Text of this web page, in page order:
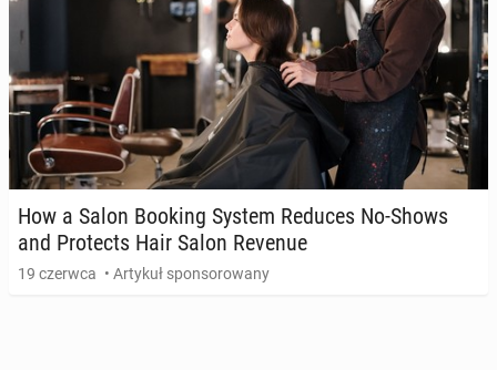
How a Salon Booking System Reduces No-Shows
and Pro­tects Hair Salon Revenue
19 czerwca • Artykuł sponsorowany